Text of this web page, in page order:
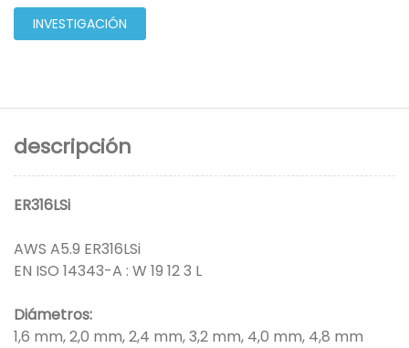
INVESTIGACIÓN
descripción
ER316LSi
AWS A5.9 ER316LSi
EN ISO 14343-A : W 19 12 3 L
Diámetros:
1,6 mm, 2,0 mm, 2,4 mm, 3,2 mm, 4,0 mm, 4,8 mm